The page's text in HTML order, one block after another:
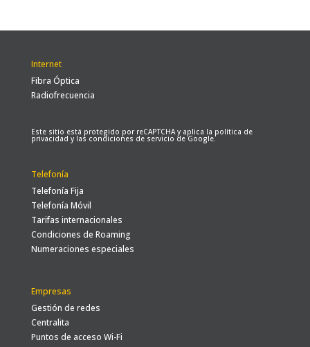
Internet
Fibra Óptica
Radiofrecuencia
Este sitio está protegido por reCAPTCHA y aplica la política de
privacidad y las condiciones de servicio de Google.
Telefonía
Telefonía Fija
Telefonía Móvil
Tarifas internacionales
Condiciones de Roaming
Numeraciones especiales
Empresas
Gestión de redes
Centralita
Puntos de acceso Wi-Fi